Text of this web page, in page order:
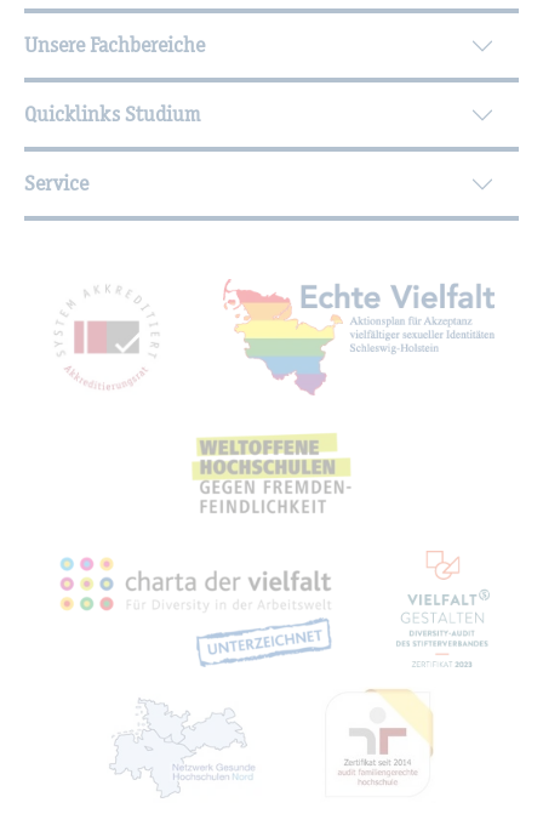
Unsere Fachbereiche
Quicklinks Studium
Service
Mit­glied­schaf­ten,